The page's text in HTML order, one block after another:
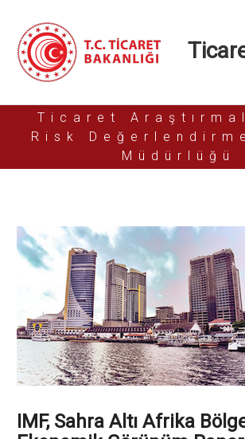
Ticaret
Risk
Müdürlüğü
IMF, Sahra Altı Afrika